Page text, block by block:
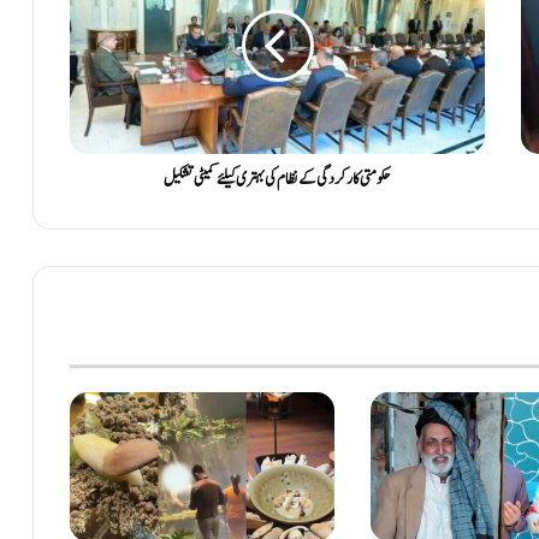
حکومتی کارکردگی کے نظام کی بہتری کیلئے کمیٹی تشکیل